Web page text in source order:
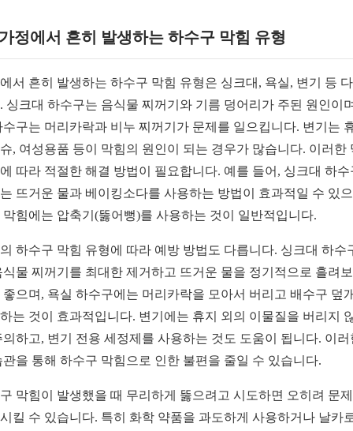
정에서 흔히 발생하는 하수구 막힘 유형
서 흔히 발생하는 하수구 막힘 유형은 싱크대, 욕실, 변기 등
싱크대 하수구는 음식물 찌꺼기와 기름 덩어리가 주된 원인이
수구는 머리카락과 비누 찌꺼기가 문제를 일으킵니다. 변기는
, 여성용품 등이 막힘의 원인이 되는 경우가 많습니다. 이러한
따라 적절한 해결 방법이 필요합니다. 예를 들어, 싱크대 하수
뜨거운 물과 베이킹소다를 사용하는 방법이 효과적일 수 있
막힘에는 압축기(뚫어뻥)를 사용하는 것이 일반적입니다.
하수구 막힘 유형에 따라 예방 방법도 다릅니다. 싱크대 하수
식물 찌꺼기를 최대한 제거하고 뜨거운 물을 정기적으로 흘려
좋으며, 욕실 하수구에는 머리카락을 모아서 버리고 배수구 덮
는 것이 효과적입니다. 변기에는 휴지 외의 이물질을 버리지
의하고, 변기 전용 세정제를 사용하는 것도 도움이 됩니다. 이러
관을 통해 하수구 막힘으로 인한 불편을 줄일 수 있습니다.
막힘이 발생했을 때 무리하게 뚫으려고 시도하면 오히려 문
킬 수 있습니다. 특히 화학 약품을 과도하게 사용하거나 날카